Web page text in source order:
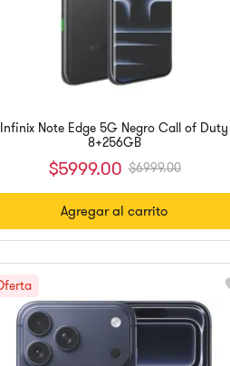
Infinix Note Edge 5G Negro Call of Duty
8+256GB
$5999.00 $6999.00
Agregar al carrito